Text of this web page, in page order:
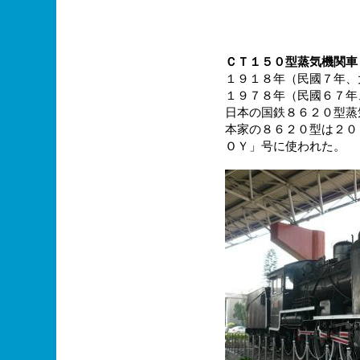
ＣＴ１５０型蒸気機関車
１９１８年（民國７年
１９７８年（民國６７
日本の国鉄８６２０型
本家の８６２０型は２
ＯＹ」号に使われた。